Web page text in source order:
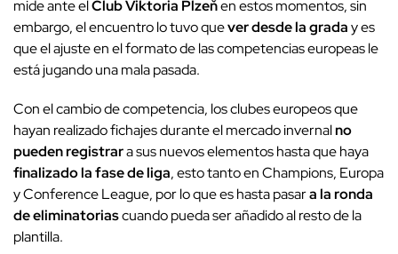
mide ante elClub Viktoria Plzeňen estos momentos, sin
embargo, el encuentro lo tuvo quever desde la graday es
que el ajuste en el formato de las competencias europeas le
está jugando una mala pasada.
Con el cambio de competencia, los clubes europeos que
hayan realizado fichajes durante el mercado invernalno
pueden registrara sus nuevos elementos hasta que haya
finalizado la fase de liga, esto tanto en Champions, Europa
y Conference League, por lo que es hasta pasara la ronda
de eliminatoriascuando pueda ser añadido al resto de la
plantilla.